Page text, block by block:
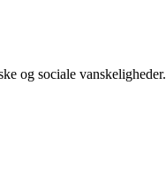
og sociale vanskeligheder.